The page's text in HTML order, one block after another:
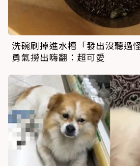
洗碗刷掉進水槽「發出沒聽過
勇氣撈出嗨翻：超可愛